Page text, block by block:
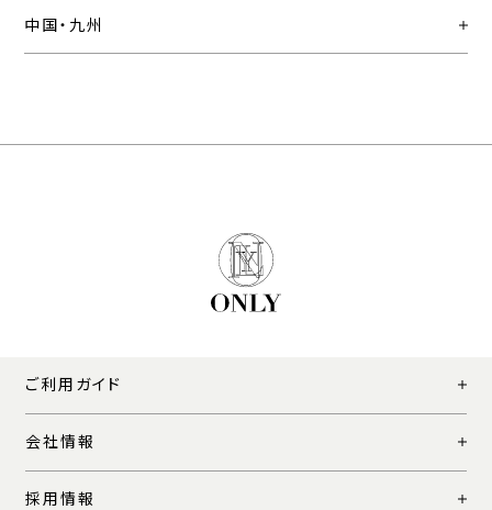
中国・九州
ご利用ガイド
会社情報
採用情報